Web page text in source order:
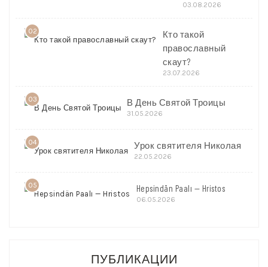
03.08.2026
02
Кто такой
православный
скаут?
23.07.2026
03 В День Святой Троицы
31.05.2026
04 Урок святителя Николая
22.05.2026
05 Hepsindän Paalı — Hristos
06.05.2026
ПУБЛИКАЦИИ